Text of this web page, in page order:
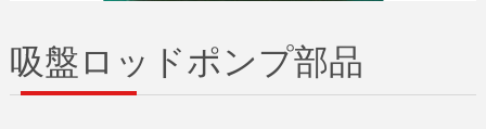
吸盤ロッドポンプ部品